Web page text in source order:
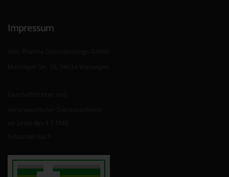
Impressum